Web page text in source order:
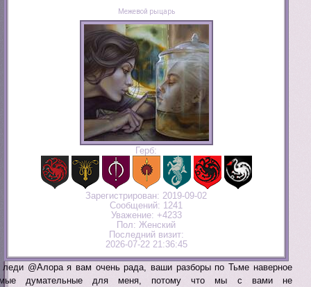
Межевой рыцарь
Герб:
Зарегистрирован: 2019-09-02
Сообщений: 1241
Уважение: +4233
Пол: Женский
Последний визит:
2026-07-22 21:36:45
@Алора я вам очень рада, ваши разборы по Тьме наверное
думательные для меня, потому что мы с вами не